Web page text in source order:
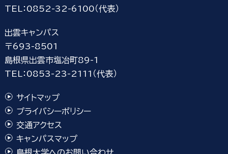
TEL：0852-32-6100（代表）
出雲キャンパス
〒693-8501
島根県出雲市塩冶町89-1
TEL：0853-23-2111（代表）
サイトマップ
プライバシーポリシー
交通アクセス
キャンパスマップ